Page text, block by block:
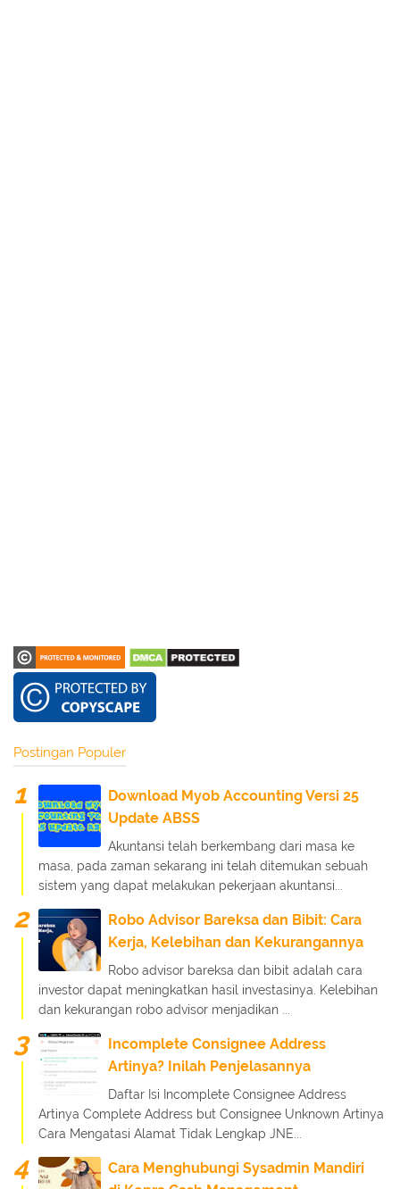
Postingan Populer
Download Myob Accounting Versi 25
Update ABSS
Akuntansi telah berkembang dari masa ke
masa, pada zaman sekarang ini telah ditemukan sebuah
sistem yang dapat melakukan pekerjaan akuntansi...
Robo Advisor Bareksa dan Bibit: Cara
Kerja, Kelebihan dan Kekurangannya
Robo advisor bareksa dan bibit adalah cara
investor dapat meningkatkan hasil investasinya. Kelebihan
dan kekurangan robo advisor menjadikan ...
Incomplete Consignee Address
Artinya? Inilah Penjelasannya
Daftar Isi Incomplete Consignee Address
Artinya Complete Address but Consignee Unknown Artinya
Cara Mengatasi Alamat Tidak Lengkap JNE...
Cara Menghubungi Sysadmin Mandiri